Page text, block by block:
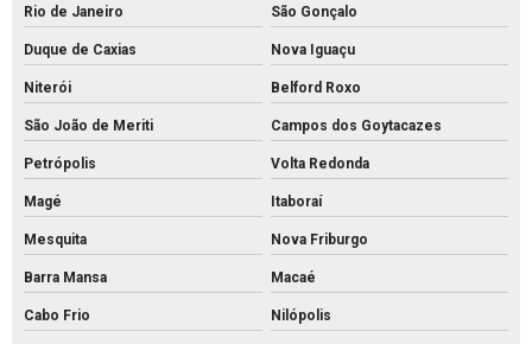
Fábrica de meio fio
Fábrica de mourão de concreto
Fábrica de palanque de concreto
Fabrica de piso intertravado
Fábrica piso tátil concreto
Fábrica de tijolos de cimento
Fábrica de tubo de concreto
Fabricante de piso intertravado
Fornecedor de piso intertravado
Rio de Janeiro
São Gonçalo
Duque de Caxias Nova Iguaçu
Niterói Belford Roxo
São João de Meriti Campos dos Goytacazes
Petrópolis Volta Redonda
Magé Itaboraí
Mesquita Nova Friburgo
Barra Mansa Macaé
Cabo Frio Nilópolis